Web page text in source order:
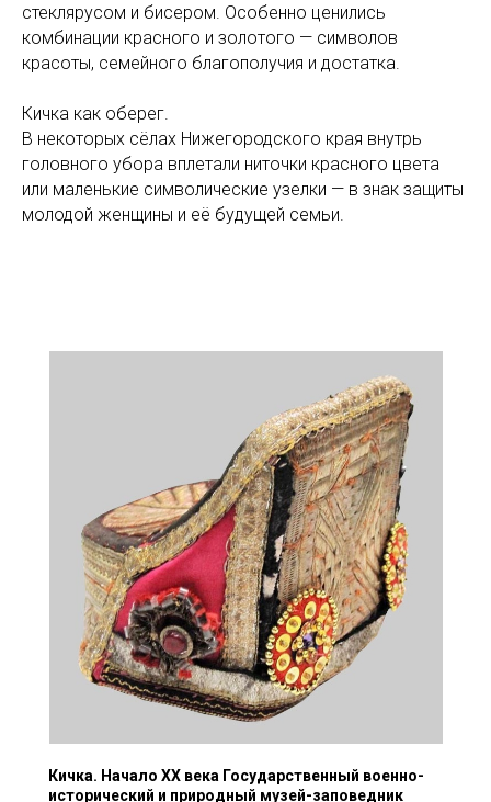
стеклярусом и бисером. Особенно ценились
комбинации красного и золотого — символов
красоты, семейного благополучия и достатка.
Кичка как оберег.
В некоторых сёлах Нижегородского края внутрь
головного убора вплетали ниточки красного цвета
или маленькие символические узелки — в знак защиты
молодой женщины и её будущей семьи.
Кичка. Начало XX века Государственный военно-
исторический и природный музей-заповедник